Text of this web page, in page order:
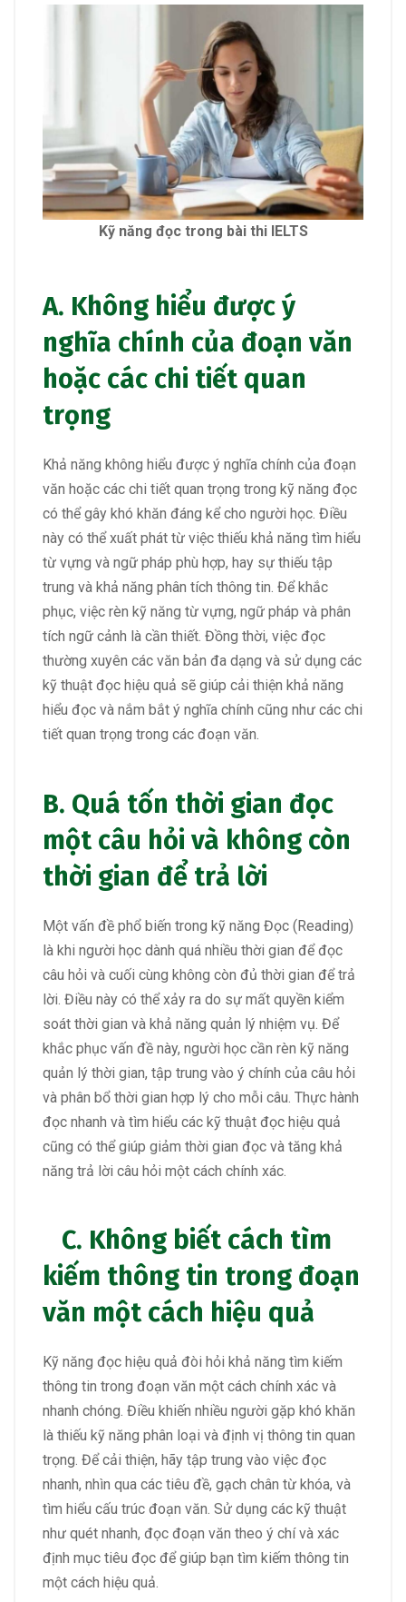
Kỹ năng đọc trong bài thiIELTS
A. Không hiểu được ý
nghĩa chính của đoạn văn
hoặc các chi tiết quan
trọng
Khả năng không hiểu được ý nghĩa chính của đoạn
văn hoặc các chi tiết quan trọng trong kỹ năng đọc
có thể gây khó khăn đáng kể cho người học. Điều
này có thể xuất phát từ việc thiếu khả năng tìm hiểu
từ vựng và ngữ pháp phù hợp, hay sự thiếu tập
trung và khả năng phân tích thông tin. Để khắc
phục, việc rèn kỹ năng từ vựng, ngữ pháp và phân
tích ngữ cảnh là cần thiết. Đồng thời, việc đọc
thường xuyên các văn bản đa dạng và sử dụng các
kỹ thuật đọc hiệu quả sẽ giúp cải thiện khả năng
hiểu đọc và nắm bắt ý nghĩa chính cũng như các chi
tiết quan trọng trong các đoạn văn.
B. Quá tốn thời gian đọc
một câu hỏi và không còn
thời gian để trả lời
Một vấn đề phổ biến trong kỹ năng Đọc (Reading)
là khi người học dành quá nhiều thời gian để đọc
câu hỏi và cuối cùng không còn đủ thời gian để trả
lời. Điều này có thể xảy ra do sự mất quyền kiểm
soát thời gian và khả năng quản lý nhiệm vụ. Để
khắc phục vấn đề này, người học cần rèn kỹ năng
quản lý thời gian, tập trung vào ý chính của câu hỏi
và phân bổ thời gian hợp lý cho mỗi câu. Thực hành
đọc nhanh và tìm hiểu các kỹ thuật đọc hiệu quả
cũng có thể giúp giảm thời gian đọc và tăng khả
năng trả lời câu hỏi một cách chính xác.
C. Không biết cách tìm
kiếm thông tin trong đoạn
văn một cách hiệu quả
Kỹ năng đọc hiệu quả đòi hỏi khả năng tìm kiếm
thông tin trong đoạn văn một cách chính xác và
nhanh chóng. Điều khiến nhiều người gặp khó khăn
là thiếu kỹ năng phân loại và định vị thông tin quan
trọng. Để cải thiện, hãy tập trung vào việc đọc
nhanh, nhìn qua các tiêu đề, gạch chân từ khóa, và
tìm hiểu cấu trúc đoạn văn. Sử dụng các kỹ thuật
như quét nhanh, đọc đoạn văn theo ý chí và xác
định mục tiêu đọc để giúp bạn tìm kiếm thông tin
một cách hiệu quả.